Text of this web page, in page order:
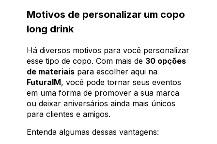
Motivos de personalizar um copo
long drink
Há diversos motivos para você personalizar
esse tipo de copo. Com mais de 30 opções
de materiais para escolher aqui na
FuturaIM, você pode tornar seus eventos
em uma forma de promover a sua marca
ou deixar aniversários ainda mais únicos
para clientes e amigos.
Entenda algumas dessas vantagens: